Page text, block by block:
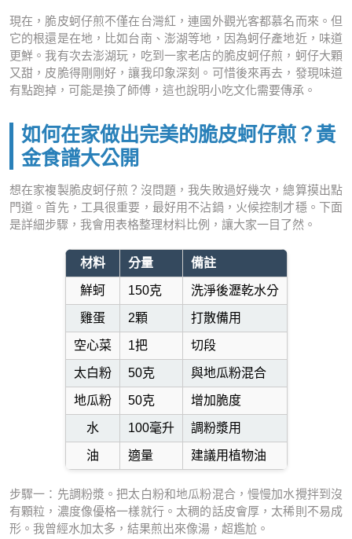
現在，脆皮蚵仔煎不僅在台灣紅，連國外觀光客都慕名而來。但
它的根還是在地，比如台南、澎湖等地，因為蚵仔產地近，味道
更鮮。我有次去澎湖玩，吃到一家老店的脆皮蚵仔煎，蚵仔大顆
又甜，皮脆得剛剛好，讓我印象深刻。可惜後來再去，發現味道
有點跑掉，可能是換了師傅，這也說明小吃文化需要傳承。
如何在家做出完美的脆皮蚵仔煎？黃
金食譜大公開
想在家複製脆皮蚵仔煎？沒問題，我失敗過好幾次，總算摸出點
門道。首先，工具很重要，最好用不沾鍋，火候控制才穩。下面
是詳細步驟，我會用表格整理材料比例，讓大家一目了然。
材料 分量 備註
鮮蚵 150克 洗淨後瀝乾水分
雞蛋 2顆 打散備用
空心菜 1把 切段
太白粉 50克 與地瓜粉混合
地瓜粉 50克 增加脆度
水 100毫升 調粉漿用
油 適量 建議用植物油
步驟一：先調粉漿。把太白粉和地瓜粉混合，慢慢加水攪拌到沒
有顆粒，濃度像優格一樣就行。太稠的話皮會厚，太稀則不易成
形。我曾經水加太多，結果煎出來像湯，超尷尬。